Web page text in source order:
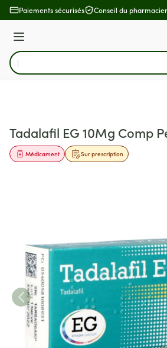
Aller au contenu
Paiements sécurisés Conseil du
Menu
Rechercher
Tadalafil EG 10Mg Comp
Sur prescription
Médicament